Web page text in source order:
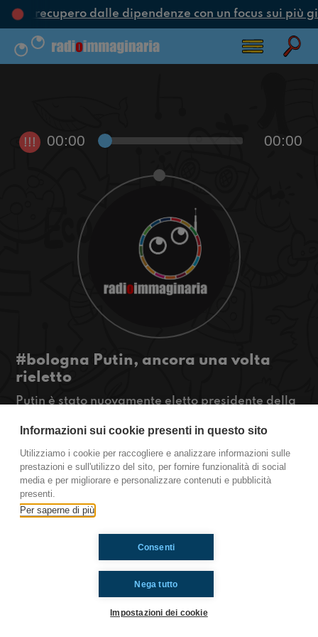
e recupero dalle dipendenze con un focus sui più
!!! 00:00 00:00
#bologna Putin, ancora una volta
rieletto
Putin è stato nuovamente eletto presidente della
per saperne di più!
#OkkinSu www.radioimmaginaria.it
Bologna
Informazioni sui cookie presenti in questo sito
Utilizziamo i cookie per raccogliere e analizzare informazioni sulle
prestazioni e sull'utilizzo del sito, per fornire funzionalità di social
media e per migliorare e personalizzare contenuti e pubblicità
presenti.
Per saperne di più
Nega tutto
Consenti
Impostazioni dei cookie